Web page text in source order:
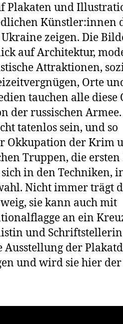
Plakaten und
Künstler:innen
zeigen. Die
auf Architektur,
Attraktionen,
Orte
tauchen alle diese
der russischen
tatenlos sein, und so
Okkupation der Krim
Truppen, die ersten
in den Techniken,
Nicht immer trägt
sie kann auch mit
an ein
und
Ausstellung der
und wird sie hier der